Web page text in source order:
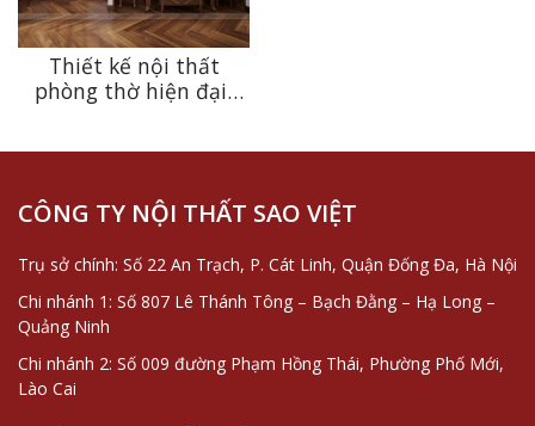
Thiết kế nội thất
phòng thờ hiện đại,
CÔNG TY NỘI THẤT SAO VIỆT
Trụ sở chính: Số 22 An Trạch, P. Cát Linh, Quận Đống Đa, Hà Nội
Chi nhánh 1: Số 807 Lê Thánh Tông – Bạch Đằng – Hạ Long –
Quảng Ninh
Chi nhánh 2: Số 009 đường Phạm Hồng Thái, Phường Phố Mới,
Lào Cai